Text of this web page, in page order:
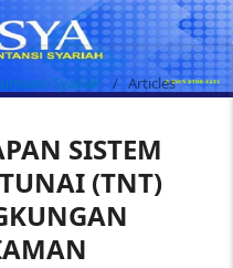
Syariah
/ Articles
SISTEM
(TNT)